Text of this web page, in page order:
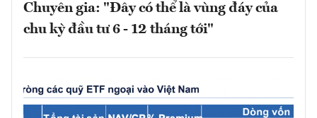
Chuyên gia: "Đây có thể là vùng đáy của
chu kỳ đầu tư 6 - 12 tháng tới"